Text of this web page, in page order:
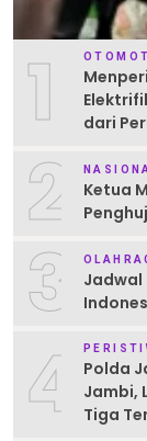
1
dari
2
Ketua
3
Jadwal
4
Polda
Jambi,
Tiga